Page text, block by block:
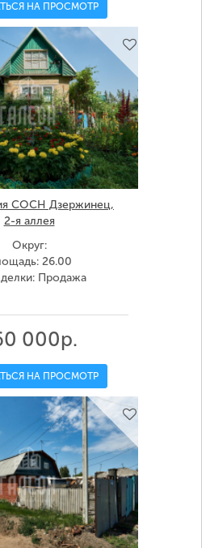
НА ПРОСМОТР
СОСН Дзержинец,
2-я аллея
Округ:
26.00
Продажа
000р.
НА ПРОСМОТР